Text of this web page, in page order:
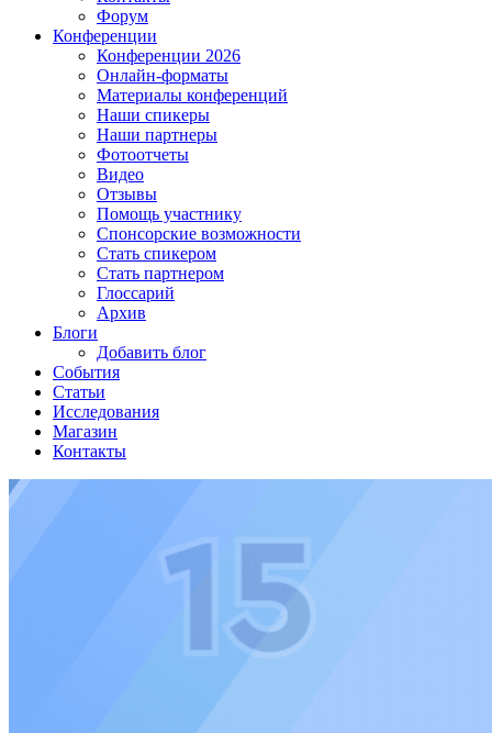
Форум
Конференции
Конференции 2026
Онлайн-форматы
Материалы конференций
Наши спикеры
Наши партнеры
Фотоотчеты
Видео
Отзывы
Помощь участнику
Спонсорские возможности
Стать спикером
Стать партнером
Глоссарий
Архив
Блоги
Добавить блог
События
Статьи
Исследования
Магазин
Контакты